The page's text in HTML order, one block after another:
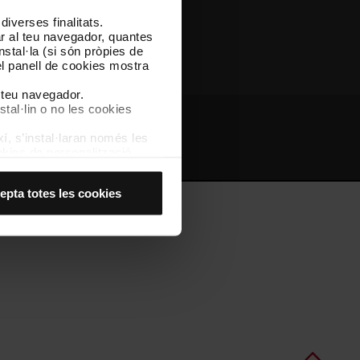
finalitats.
al teu navegador, quantes
(si són pròpies de
panell de cookies mostra
navegador.
o no les cookies
s’instal·laran només les
d’usuari.
totes les cookies
Altres webs de TMB
d'interès Intranet